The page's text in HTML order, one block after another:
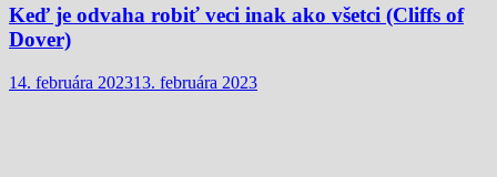
Keď je odvaha robiť veci inak ako všetci (Cliffs of
Dover)
14. februára 202313. februára 2023